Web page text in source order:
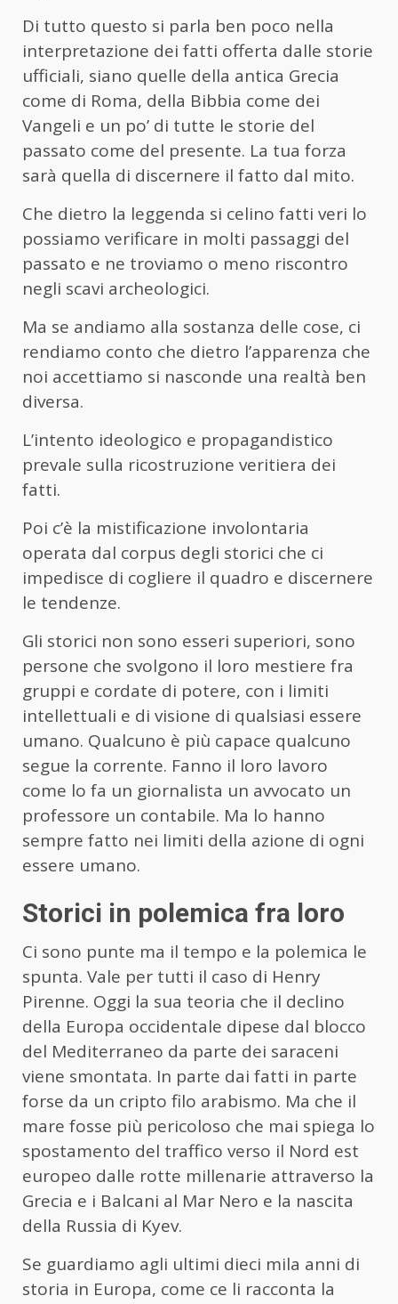
Di tutto questo si parla ben poco nella
interpretazione dei fatti offerta dalle storie
ufficiali, siano quelle della antica Grecia
come di Roma, della Bibbia come dei
Vangeli e un po’ di tutte le storie del
passato come del presente. La tua forza
sarà quella di discernere il fatto dal mito.
Che dietro la leggenda si celino fatti veri lo
possiamo verificare in molti passaggi del
passato e ne troviamo o meno riscontro
negli scavi archeologici.
Ma se andiamo alla sostanza delle cose, ci
rendiamo conto che dietro l’apparenza che
noi accettiamo si nasconde una realtà ben
diversa.
L’intento ideologico e propagandistico
prevale sulla ricostruzione veritiera dei
fatti.
Poi c’è la mistificazione involontaria
operata dal corpus degli storici che ci
impedisce di cogliere il quadro e discernere
le tendenze.
Gli storici non sono esseri superiori, sono
persone che svolgono il loro mestiere fra
gruppi e cordate di potere, con i limiti
intellettuali e di visione di qualsiasi essere
umano. Qualcuno è più capace qualcuno
segue la corrente. Fanno il loro lavoro
come lo fa un giornalista un avvocato un
professore un contabile. Ma lo hanno
sempre fatto nei limiti della azione di ogni
essere umano.
Storici in polemica fra loro
Ci sono punte ma il tempo e la polemica le
spunta. Vale per tutti il caso di Henry
Pirenne. Oggi la sua teoria che il declino
della Europa occidentale dipese dal blocco
del Mediterraneo da parte dei saraceni
viene smontata. In parte dai fatti in parte
forse da un cripto filo arabismo. Ma che il
mare fosse più pericoloso che mai spiega lo
spostamento del traffico verso il Nord est
europeo dalle rotte millenarie attraverso la
Grecia e i Balcani al Mar Nero e la nascita
della Russia di Kyev.
Se guardiamo agli ultimi dieci mila anni di
storia in Europa, come ce li racconta la